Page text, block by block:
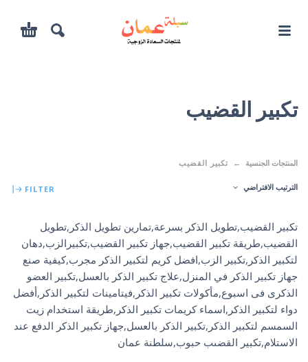
تكبير القضيب
المنتجات الجنسية تكبير القضيب
الترتيب الافتراضي FILTER
تكبير القضيب,تطويل الذكر بسرعة,تمارين تطويل الذكر,تطويل
القضيب,طريقة تكبير القضيب,جهاز تكبير القضيب,تكبيرالزب,دهان
لتكبير الذكر,تكبير الزب,افضل كريم لتكبير الذكر مجرب,كيفية صنع
جهاز تكبير الذكر في المنزل,علاج تكبير الذكر بالعسل,تكبير العضو
الذكرى فى اسبوع,مأكولات تكبير الذكر,فيتامينات لتكبير الذكر,أفضل
دواء لتكبير الذكر,اسماء كريمات تكبير الذكر,طريقة استخدام زيت
السمسم لتكبير الذكر,تكبير الذكر بالعسل,جهاز تكبير الذكر الدفع عند
الاستلام,تكبير القضىب حبوب,سلطنة عمان